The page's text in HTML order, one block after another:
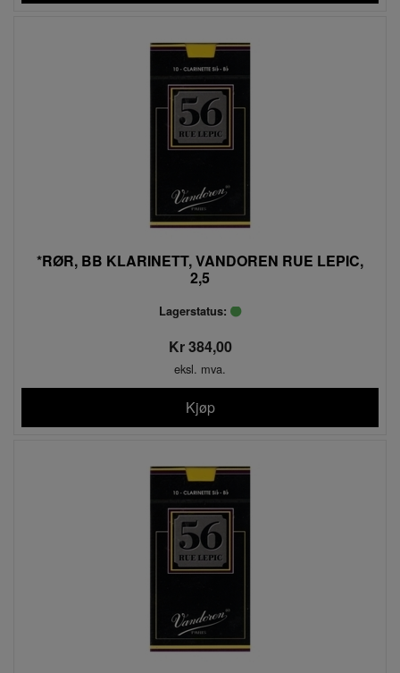
*RØR, BB KLARINETT, VANDOREN RUE LEPIC,
2,5
Lagerstatus:
Kr 384,00
eksl. mva.
Kjøp